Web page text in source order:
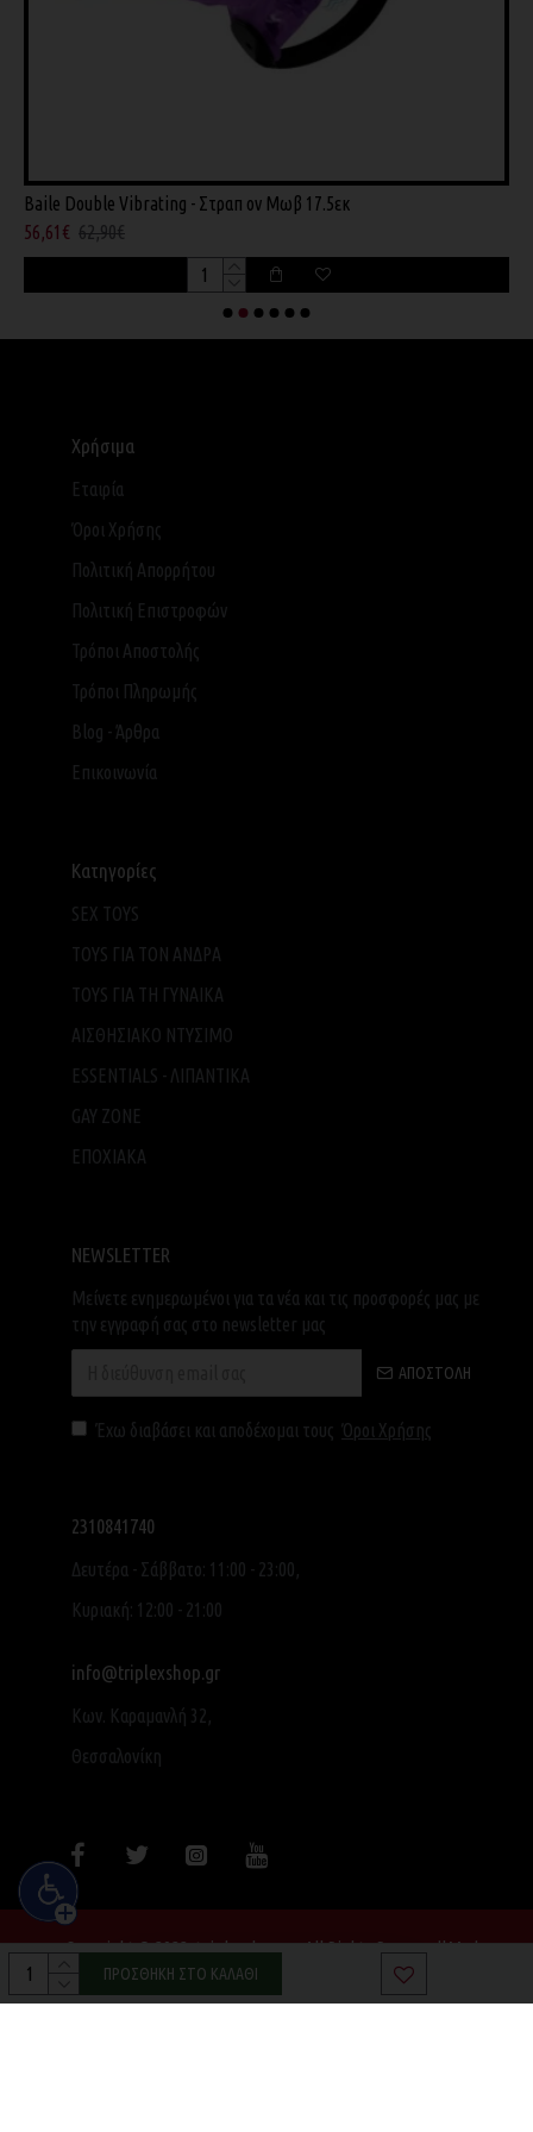
ΠΡΟΣΘΉΚΗ ΣΤΟ ΚΑΛΆΘΙ
Baile Double Vibrating - Στραπ ον Μωβ 17.5εκ
56,61€ 62,90€
Χρήσιμα
Εταιρία
Όροι Χρήσης
Πολιτική Απορρήτου
Πολιτική Επιστροφών
Τρόποι Αποστολής
Τρόποι Πληρωμής
Blog - Άρθρα
Επικοινωνία
Κατηγορίες
SEX TOYS
TOYS ΓΙΑ ΤΟΝ ΑΝΔΡΑ
TOYS ΓΙΑ ΤH ΓΥΝΑΙΚΑ
ΑΙΣΘΗΣΙΑΚΟ ΝΤΥΣΙΜΟ
ESSENTIALS - ΛΙΠΑΝΤΙΚΑ
GAY ZONE
ΕΠΟΧΙΑΚΑ
NEWSLETTER
Μείνετε ενημερωμένοι για τα νέα και τις προσφορές μας με
την εγγραφή σας στο newsletter μας
ΑΠΟΣΤΟΛΉ
Έχω διαβάσει και αποδέχομαι τους Όροι Χρήσης
2310841740
Δευτέρα - Σάββατο: 11:00 - 23:00,
Κυριακή: 12:00 - 21:00
info@triplexshop.gr
Κων. Καραμανλή 32,
Θεσσαλονίκη
Copyright © 2022, triplexshop.gr, All Rights Reserved|Made
with ❤ by SocialME